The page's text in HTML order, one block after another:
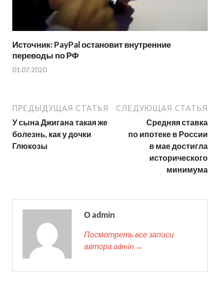
Источник: PayPal остановит внутренние
переводы по РФ
01.07.2020
ПРЕДЫДУЩАЯ СТАТЬЯ
У сына Джигана такая же
болезнь, как у дочки
Глюкозы
СЛЕДУЮЩАЯ СТАТЬЯ
Средняя ставка
по ипотеке в России
в мае достигла
исторического
минимума
О admin
Посмотреть все записи
автора admin →